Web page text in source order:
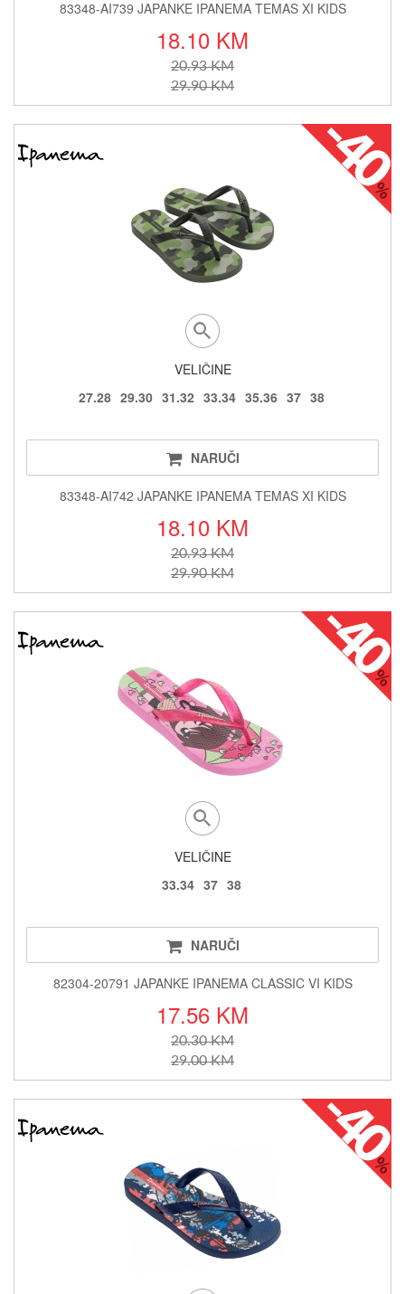
83348-AI739 JAPANKE IPANEMA TEMAS XI KIDS
18.10 KM
20.93 KM
29.90 KM
VELIČINE
27.28 29.30 31.32 33.34 35.36 37 38
NARUČI
83348-AI742 JAPANKE IPANEMA TEMAS XI KIDS
18.10 KM
20.93 KM
29.90 KM
VELIČINE
33.34 37 38
NARUČI
82304-20791 JAPANKE IPANEMA CLASSIC VI KIDS
17.56 KM
20.30 KM
29.00 KM